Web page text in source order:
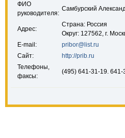
ФИО
руководителя:
Самбурский
Адрес:
Страна: Россия
Округ: 127562, г.
E-mail:
pribor@list.ru
Сайт:
http://prib.ru
Телефоны,
факсы:
(495) 641-31-19. 641-